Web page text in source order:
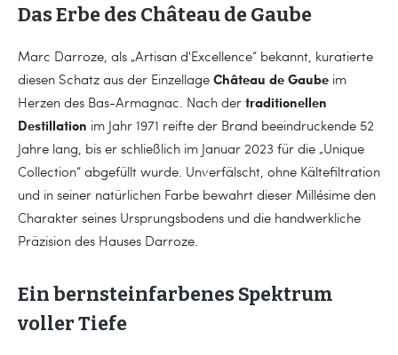
Das Erbe des Château de Gaube
Marc Darroze, als „Artisan d'Excellence“ bekannt, kuratierte
diesen Schatz aus der Einzellage Château de Gaube im
Herzen des Bas-Armagnac. Nach der traditionellen
Destillation im Jahr 1971 reifte der Brand beeindruckende 52
Jahre lang, bis er schließlich im Januar 2023 für die „Unique
Collection“ abgefüllt wurde. Unverfälscht, ohne Kältefiltration
und in seiner natürlichen Farbe bewahrt dieser Millésime den
Charakter seines Ursprungsbodens und die handwerkliche
Präzision des Hauses Darroze.
Ein bernsteinfarbenes Spektrum
voller Tiefe